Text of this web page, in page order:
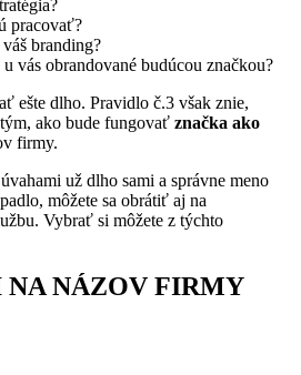
pracovať?
branding?
vás obrandované budúcou značkou?
ešte dlho. Pravidlo č.3 však znie,
ako bude fungovať značka ako
firmy.
už dlho sami a správne meno
môžete sa obrátiť aj na
Vybrať si môžete z týchto
NA NÁZOV FIRMY